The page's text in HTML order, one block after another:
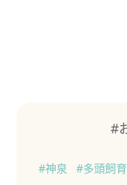
#
#神泉 #多頭飼育